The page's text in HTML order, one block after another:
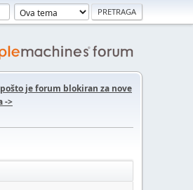
je forum blokiran za nove
->